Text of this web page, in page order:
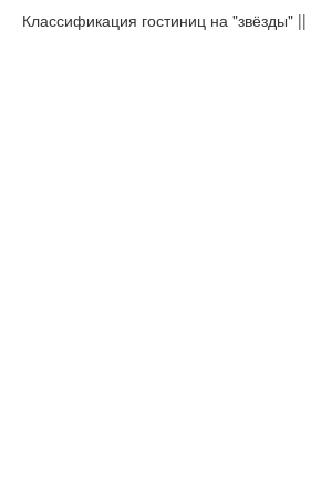
Классификация гостиниц на "звёзды"